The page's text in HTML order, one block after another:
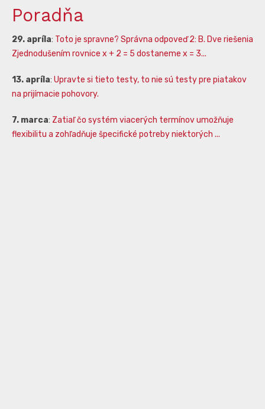
Poradňa
29. apríla: Toto je spravne? Správna odpoveď 2: B. Dve riešenia
Zjednodušením rovnice x + 2 = 5 dostaneme x = 3...
13. apríla: Upravte si tieto testy, to nie sú testy pre piatakov
na prijímacie pohovory.
7. marca: Zatiaľ čo systém viacerých termínov umožňuje
flexibilitu a zohľadňuje špecifické potreby niektorých ...